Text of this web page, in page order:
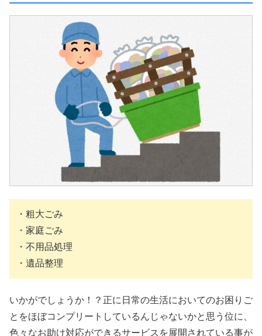
・粗大ごみ
・家庭ごみ
・不用品処理
・遺品整理
いかがでしょうか！？正に日常の生活においてのお困りご
とをほぼコンプリートしているんじゃないかと思う位に、
色々なお助け対応ができるサービスを展開されている事が